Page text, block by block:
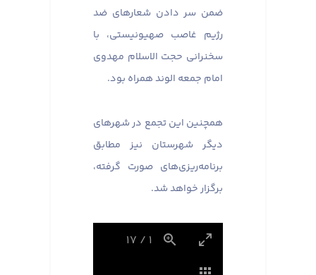
ضمن سر دادن شعارهای ضد
رژیم غاصب صهیونیستی، با
سخنرانی حجت الاسلام مهدوی
امام جمعه الوند همراه بود.
همچنین این تجمع‌ در شهرهای
دیگر شهرستان نیز مطابق
برنامه‌ریزی‌های صورت گرفته،
برگزار خواهد شد.
1
/
17